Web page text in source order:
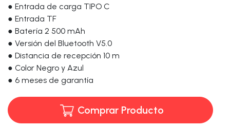
● Entrada de carga TIPO C
● Entrada TF
● Batería 2 500 mAh
● Versión del Bluetooth V5.0
● Distancia de recepción 10 m
● Color Negro y Azul
● 6 meses de garantía
Comprar Producto